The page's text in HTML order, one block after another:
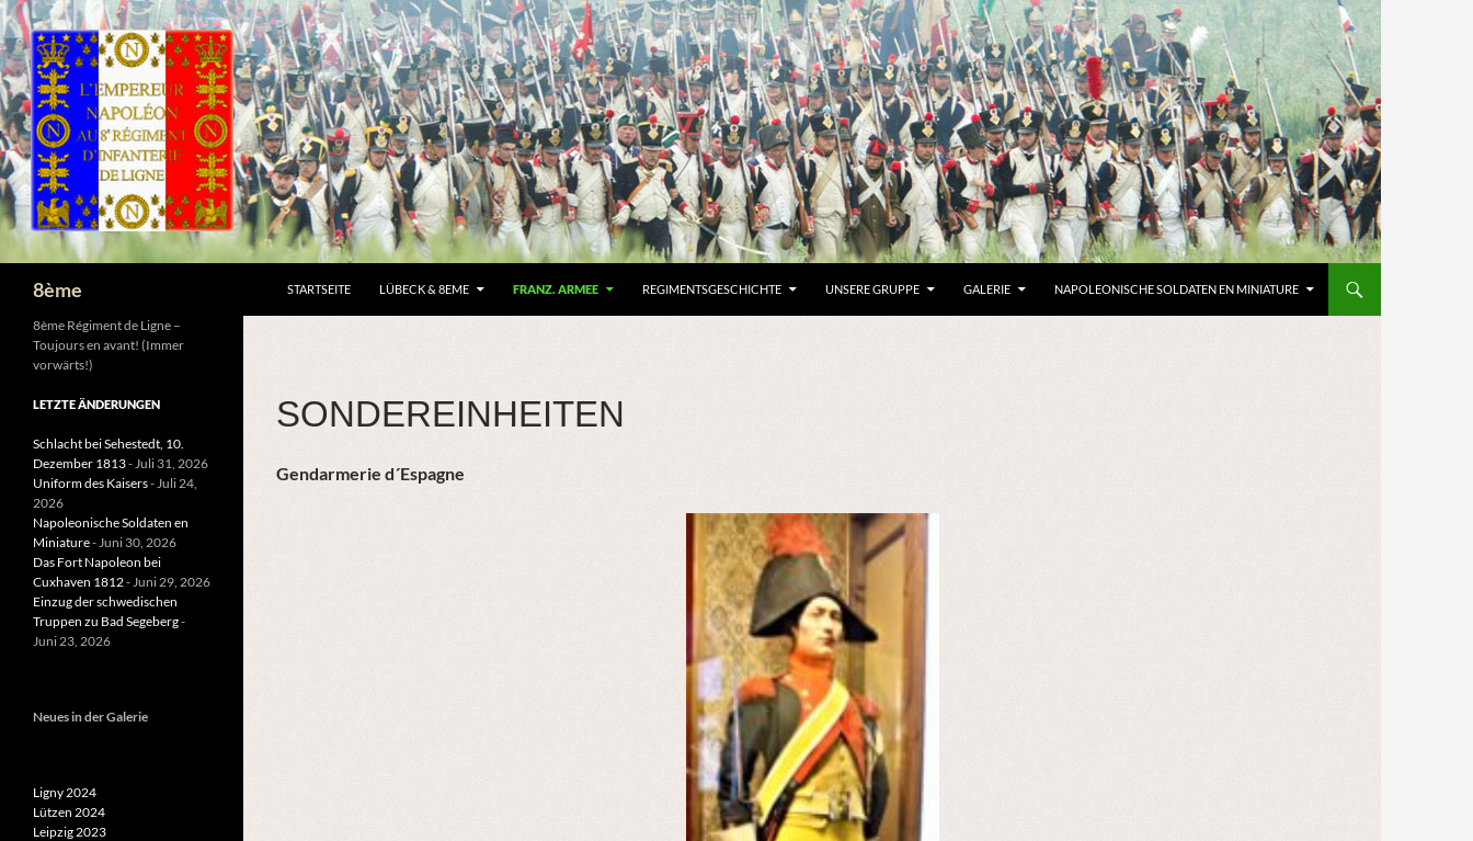
8ème
STARTSEITE
LÜBECK & 8EME FRANZ. ARMEE REGIMENTSGESCHICHTE UNSERE GRUPPE GALERIE NAPOLEONISCHE SOLDATEN EN MINIATURE
SONDEREINHEITEN
Gendarmerie d´Espagne
8ème Régiment de Ligne –
Toujours en avant! (Immer
vorwärts!)
LETZTE ÄNDERUNGEN
Schlacht bei Sehestedt, 10.
Dezember 1813- Juli 31, 2026
Uniform des Kaisers- Juli 24,
2026
Napoleonische Soldaten en
Miniature- Juni 30, 2026
Das Fort Napoleon bei
Cuxhaven 1812- Juni 29, 2026
Einzug der schwedischen
Truppen zu Bad Segeberg-
Juni 23, 2026
Neues in der Galerie
Ligny 2024
Lützen 2024
Leipzig 2023